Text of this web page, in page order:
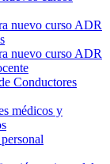
nuevo curso ADR
nuevo curso ADR
Conductores
médicos y